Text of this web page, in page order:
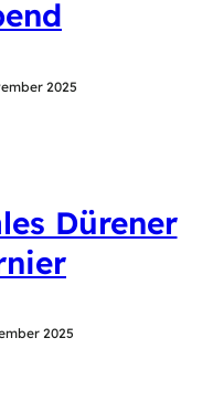
2025
Dürener
2025